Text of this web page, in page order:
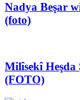
Nadya Beşar
(foto)
Milîsekî Heşda
(FOTO)